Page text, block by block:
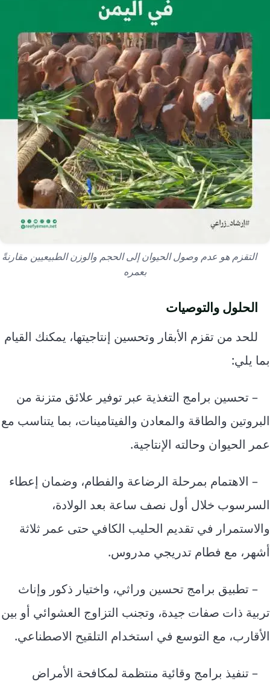
التقزم هو عدم وصول الحيوان إلى الحجم والوزن الطبيعيين مقارنةً
بعمره
الحلول والتوصيات
للحد من تقزم الأبقار وتحسين إنتاجيتها، يمكنك القيام
بما يلي:
– تحسين برامج التغذية عبر توفير علائق متزنة من
البروتين والطاقة والمعادن والفيتامينات، بما يتناسب مع
عمر الحيوان وحالته الإنتاجية.
– الاهتمام بمرحلة الرضاعة والفطام، وضمان إعطاء
السرسوب خلال أول نصف ساعة بعد الولادة،
والاستمرار في تقديم الحليب الكافي حتى عمر ثلاثة
أشهر، مع فطام تدريجي مدروس.
– تطبيق برامج تحسين وراثي، واختيار ذكور وإناث
تربية ذات صفات جيدة، وتجنب التزاوج العشوائي أو بين
الأقارب، مع التوسع في استخدام التلقيح الاصطناعي.
– تنفيذ برامج وقائية منتظمة لمكافحة الأمراض